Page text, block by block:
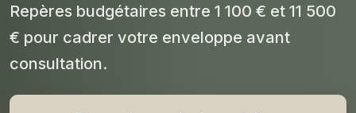
Repères budgétaires entre 1 100 € et 11 500
€ pour cadrer votre enveloppe avant
consultation.